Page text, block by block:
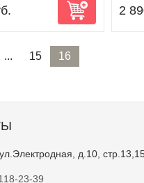
2
... 15 16
д.10,
23-39